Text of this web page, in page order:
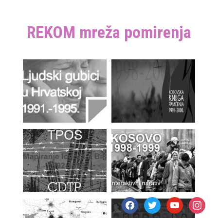
REKOM mreža pomirenja
facebooktwitteryoutube